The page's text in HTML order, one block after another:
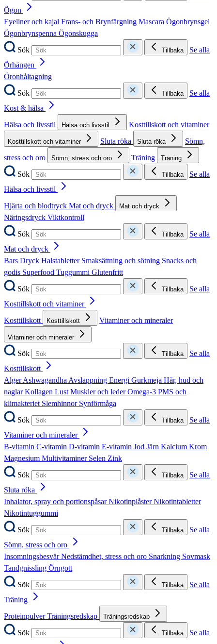
Ögon
Eyeliner och kajal Frans- och Brynfärgning Mascara Ögonbrynsgel
Ögonbrynspenna Ögonskugga
Sök
Tillbaka
Se alla
Örhängen
Öronhåltagning
Sök
Tillbaka
Se alla
Kost & hälsa
Hälsa och livsstil
Hälsa och livsstil Kosttillskott och vitaminer
Kosttillskott och vitaminer Sluta röka Sluta röka
Sömn,
stress och oro
Sömn, stress och oro Träning Träning
Sök Tillbaka
Se alla
Hälsa och livsstil
Hjärta och blodtryck Mat och dryck Mat och dryck
Näringsdryck Viktkontroll
Sök
Tillbaka
Se alla
Mat och dryck
Bars Dryck Halstabletter Smaksättning och sötning Snacks och
godis Superfood Tuggummi Glutenfritt
Sök
Tillbaka
Se alla
Kosttillskott och vitaminer
Kosttillskott
Kosttillskott Vitaminer och mineraler
Vitaminer och mineraler
Sök Tillbaka
Se alla
Kosttillskott
AlgerAshwagandhaAvslappning Energi Gurkmeja Hår, hud och
naglarKollagen LustMuskler och lederOmega-3 PMS och
klimakteriet Slemhinnor Synförmåga
Sök
Tillbaka
Se alla
Vitaminer och mineraler
B-vitamin C-vitamin D-vitamin E-vitamin Jod Järn Kalcium Krom
Magnesium Multivitaminer Selen Zink
Sök
Tillbaka
Se alla
Sluta röka
Inhalator, spray och portionspåsarNikotinplåsterNikotintabletter
Nikotintuggummi
Sök
Tillbaka
Se alla
Sömn, stress och oro
InsomningsbesvärNedstämdhet, stress och oro Snarkning Sovmask
Tandgnissling Örngott
Sök
Tillbaka
Se alla
Träning
ProteinpulverTräningsredskap Träningsredskap
Sök Tillbaka
Se alla